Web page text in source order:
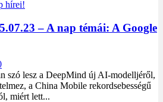
– A nap témái: A Google
szó lesz a DeepMind új AI-modelljéről,
a China Mobile rekordsebességű
miért lett...